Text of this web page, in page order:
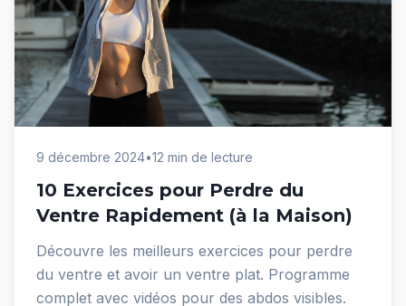
9 décembre 2024•12 min de lecture
10 Exercices pour Perdre du
Ventre Rapidement (à la Maison)
Découvre les meilleurs exercices pour perdre
du ventre et avoir un ventre plat. Programme
complet avec vidéos pour des abdos visibles.